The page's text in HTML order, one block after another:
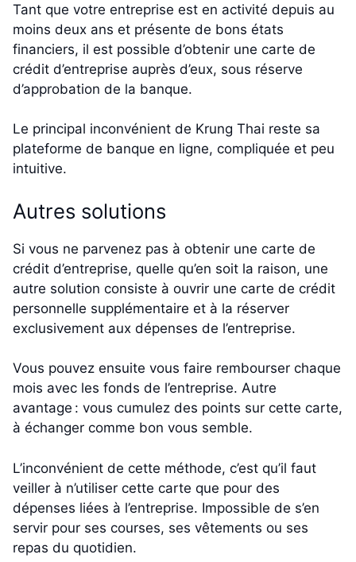
Tant que votre entreprise est en activité depuis au
moins deux ans et présente de bons états
financiers, il est possible d’obtenir une carte de
crédit d’entreprise auprès d’eux, sous réserve
d’approbation de la banque.
Le principal inconvénient de Krung Thai reste sa
plateforme de banque en ligne, compliquée et peu
intuitive.
Autres solutions
Si vous ne parvenez pas à obtenir une carte de
crédit d’entreprise, quelle qu’en soit la raison, une
autre solution consiste à ouvrir une carte de crédit
personnelle supplémentaire et à la réserver
exclusivement aux dépenses de l’entreprise.
Vous pouvez ensuite vous faire rembourser chaque
mois avec les fonds de l’entreprise. Autre
avantage : vous cumulez des points sur cette carte,
à échanger comme bon vous semble.
L’inconvénient de cette méthode, c’est qu’il faut
veiller à n’utiliser cette carte que pour des
dépenses liées à l’entreprise. Impossible de s’en
servir pour ses courses, ses vêtements ou ses
repas du quotidien.